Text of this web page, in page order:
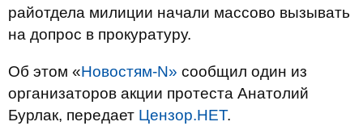
райотдела милиции начали массово вызывать
на допрос в прокуратуру.
Об этом «Новостям-N» сообщил один из
организаторов акции протеста Анатолий
Бурлак, передает Цензор.НЕТ.